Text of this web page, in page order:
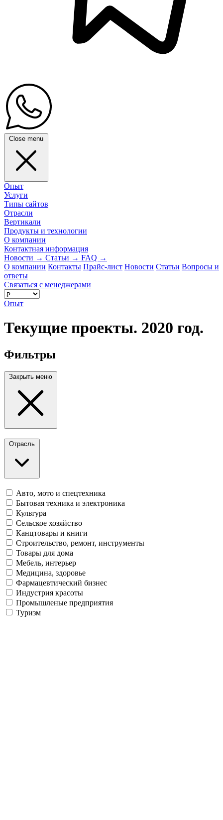
Close menu
Опыт
Услуги
Типы сайтов
Отрасли
Вертикали
Продукты и технологии
О компании
Контактная информация
Новости → Статьи → FAQ →
О компании Контакты Прайс-лист Новости Статьи Вопросы и
ответы
Связаться с менеджерами
Опыт
Текущие проекты. 2020 год.
Фильтры
Закрыть меню
Отрасль
Авто, мото и спецтехника
Бытовая техника и электроника
Культура
Сельское хозяйство
Канцтовары и книги
Строительство, ремонт, инструменты
Товары для дома
Мебель, интерьер
Медицина, здоровье
Фармацевтический бизнес
Индустрия красоты
Промышленые предприятия
Туризм